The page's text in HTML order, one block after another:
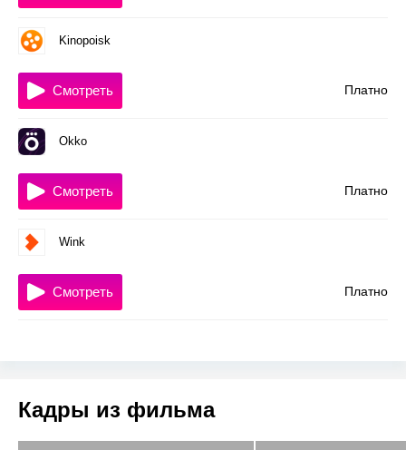
Kinopoisk
Платно
Смотреть
Okko
Платно
Смотреть
Wink
Платно
Смотреть
Кадры из фильма